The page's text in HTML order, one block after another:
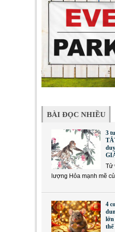
BÀI ĐỌC NHIỀU
3
Tử
lượng Hỏa mạnh mẽ
4
lớn
thể